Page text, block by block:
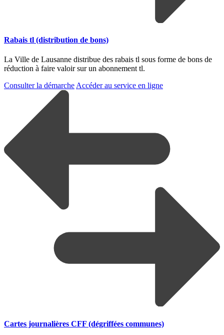
Rabais tl (distribution de bons)
La Ville de Lausanne distribue des rabais tl sous forme de bons de
réduction à faire valoir sur un abonnement tl.
Consulter la démarche Accéder au service en ligne
Cartes journalières CFF (dégriffées communes)